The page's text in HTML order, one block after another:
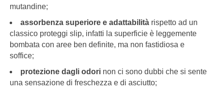
mutandine;
assorbenza superiore e adattabilità rispetto ad un
classico proteggi slip, infatti la superficie è leggemente
bombata con aree ben definite, ma non fastidiosa e
soffice;
protezione dagli odori non ci sono dubbi che si sente
una sensazione di freschezza e di asciutto;